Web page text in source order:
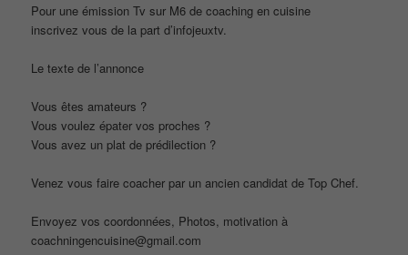
Pour une émission Tv sur M6 de coaching en cuisine
inscrivez vous de la part d’infojeuxtv.
Le texte de l’annonce
Vous êtes amateurs ?
Vous voulez épater vos proches ?
Vous avez un plat de prédilection ?
Venez vous faire coacher par un ancien candidat de Top Chef.
Envoyez vos coordonnées, Photos, motivation à
coachningencuisine@gmail.com